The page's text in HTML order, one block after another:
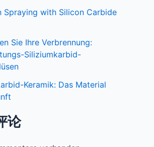
Spraying with Silicon Carbide
Sie Ihre Verbrennung:
Siliziumkarbid-
Keramik: Das Material
论